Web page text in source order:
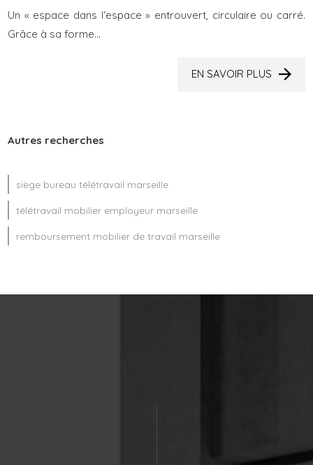
Un « espace dans l‘espace » entrouvert, circulaire ou carré.
Grâce à sa forme...
EN SAVOIR PLUS
Autres recherches
siège bureau télétravail marseille
télétravail mobilier employeur marseille
remboursement mobilier de travail marseille